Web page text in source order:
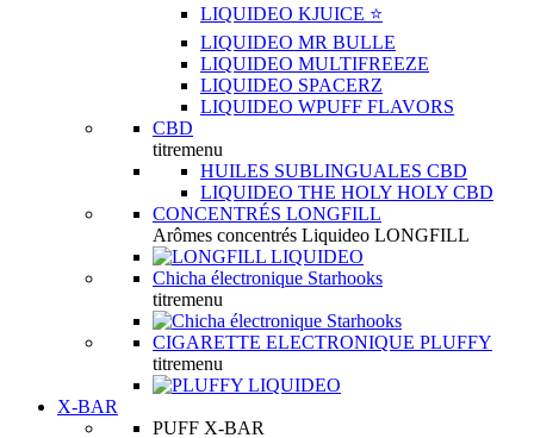
LIQUIDEO KJUICE ⭐️
LIQUIDEO MR BULLE
LIQUIDEO MULTIFREEZE
LIQUIDEO SPACERZ
LIQUIDEO WPUFF FLAVORS
CBD
titremenu
HUILES SUBLINGUALES CBD
LIQUIDEO THE HOLY HOLY CBD
CONCENTRÉS LONGFILL
Arômes concentrés Liquideo LONGFILL
Chicha électronique Starhooks
titremenu
CIGARETTE ELECTRONIQUE PLUFFY
titremenu
X-BAR
PUFF X-BAR